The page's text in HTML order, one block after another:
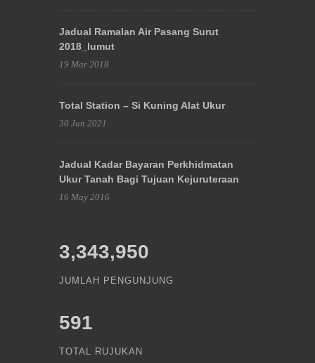
Jadual Ramalan Air Pasang Surut
2018_lumut
19 Mar 2018
Total Station – Si Kuning Alat Ukur
30 Jun 2021
Jadual Kadar Bayaran Perkhidmatan
Ukur Tanah Bagi Tujuan Kejuruteraan
16 May 2016
3,343,950
JUMLAH PENGUNJUNG
591
TOTAL RUJUKAN